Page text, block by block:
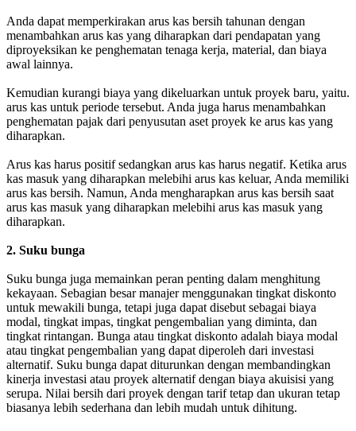
Anda dapat memperkirakan arus kas bersih tahunan dengan
menambahkan arus kas yang diharapkan dari pendapatan yang
diproyeksikan ke penghematan tenaga kerja, material, dan biaya
awal lainnya.
Kemudian kurangi biaya yang dikeluarkan untuk proyek baru, yaitu.
arus kas untuk periode tersebut. Anda juga harus menambahkan
penghematan pajak dari penyusutan aset proyek ke arus kas yang
diharapkan.
Arus kas harus positif sedangkan arus kas harus negatif. Ketika arus
kas masuk yang diharapkan melebihi arus kas keluar, Anda memiliki
arus kas bersih. Namun, Anda mengharapkan arus kas bersih saat
arus kas masuk yang diharapkan melebihi arus kas masuk yang
diharapkan.
2. Suku bunga
Suku bunga juga memainkan peran penting dalam menghitung
kekayaan. Sebagian besar manajer menggunakan tingkat diskonto
untuk mewakili bunga, tetapi juga dapat disebut sebagai biaya
modal, tingkat impas, tingkat pengembalian yang diminta, dan
tingkat rintangan. Bunga atau tingkat diskonto adalah biaya modal
atau tingkat pengembalian yang dapat diperoleh dari investasi
alternatif. Suku bunga dapat diturunkan dengan membandingkan
kinerja investasi atau proyek alternatif dengan biaya akuisisi yang
serupa. Nilai bersih dari proyek dengan tarif tetap dan ukuran tetap
biasanya lebih sederhana dan lebih mudah untuk dihitung.